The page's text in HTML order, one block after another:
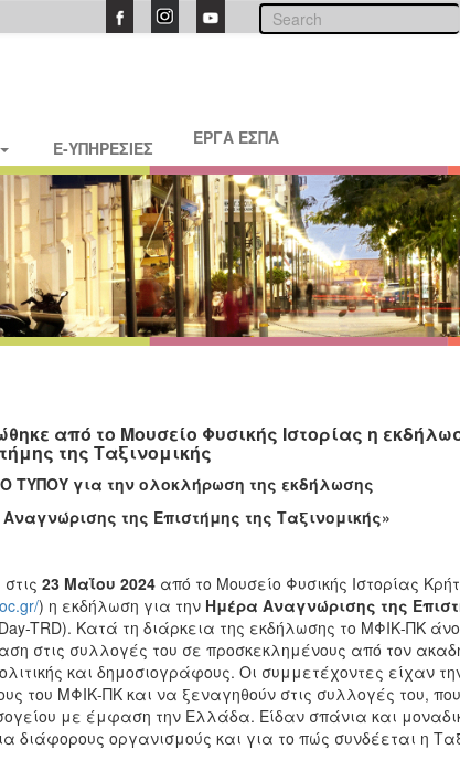
E-ΥΠΗΡΕΣΙΕΣ ΕΡΓΑ ΕΣΠΑ
από το Μουσείο Φυσικής Ιστορίας η
της Ταξινομικής
ΤΥΠΟΥ για την ολοκλήρωση της εκδήλωσης
της Επιστήμης της Ταξινομικής»
23 Μαΐου 2024από το Μουσείο Φυσικής Ιστορίας
) η εκδήλωση για την Ημέρα Αναγνώρισης της
TRD). Κατά τη διάρκεια της εκδήλωσης το ΜΦΙΚ-ΠΚ
στις συλλογές του σε προσκεκλημένους από τον
και δημοσιογράφους. Οι συμμετέχοντες είχαν
του ΜΦΙΚ-ΠΚ και να ξεναγηθούν στις συλλογές του,
με έμφαση την Ελλάδα. Είδαν σπάνια και
διάφορους οργανισμούς και για το πώς συνδέεται η